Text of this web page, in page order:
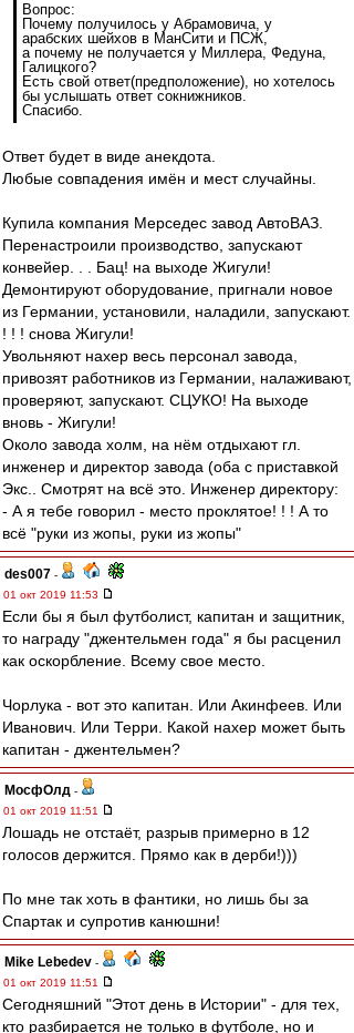
Вопрос:
Почему получилось у Абрамовича, у
арабских шейхов в МанСити и ПСЖ,
а почему не получается у Миллера, Федуна,
Галицкого?
Есть свой ответ(предположение), но хотелось
бы услышать ответ сокнижников.
Спасибо.
Ответ будет в виде анекдота.
Любые совпадения имён и мест случайны.
Купила компания Мерседес завод АвтоВАЗ.
Перенастроили производство, запускают
конвейер. . . Бац! на выходе Жигули!
Демонтируют оборудование, пригнали новое
из Германии, установили, наладили, запускают.
! ! ! снова Жигули!
Увольняют нахер весь персонал завода,
привозят работников из Германии, налаживают,
проверяют, запускают. СЦУКО! На выходе
вновь - Жигули!
Около завода холм, на нём отдыхают гл.
инженер и директор завода (оба с приставкой
Экс.. Смотрят на всё это. Инженер директору:
- А я тебе говорил - место проклятое! ! ! А то
всё "руки из жопы, руки из жопы"
des007 -
01 окт 2019 11:53
Если бы я был футболист, капитан и защитник,
то награду "джентельмен года" я бы расценил
как оскорбление. Всему свое место.
Чорлука - вот это капитан. Или Акинфеев. Или
Иванович. Или Терри. Какой нахер может быть
капитан - джентельмен?
МосфОлд -
01 окт 2019 11:51
Лошадь не отстаёт, разрыв примерно в 12
голосов держится. Прямо как в дерби!)))
По мне так хоть в фантики, но лишь бы за
Спартак и супротив канюшни!
Mike Lebedev -
01 окт 2019 11:51
Сегодняшний "Этот день в Истории" - для тех,
кто разбирается не только в футболе, но и